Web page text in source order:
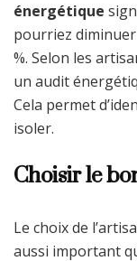
énergétique
pourriez diminuer
%. Selon les
un audit
Cela permet
isoler.
Choisir le
Le choix de
aussi important